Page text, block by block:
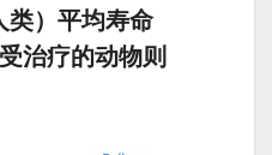
类）平均寿命
治疗的动物则